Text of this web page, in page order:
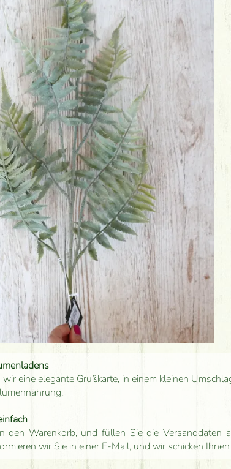
eine elegante Grußkarte, in einem kleinen
den Warenkorb, und füllen Sie die Versanddaten
wir Sie in einer E-Mail, und wir schicken